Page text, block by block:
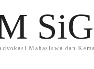
Mahasiswa dan